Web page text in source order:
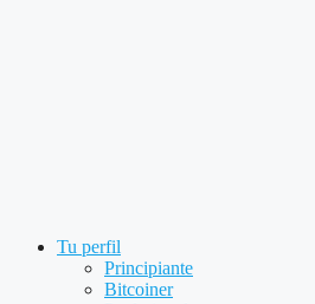
Tu perfil
Principiante
Bitcoiner